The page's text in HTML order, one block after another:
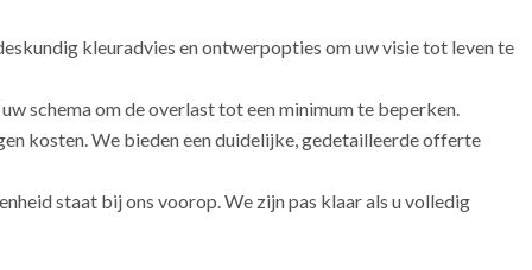
kleuradvies en ontwerpopties om uw visie tot leven te
schema om de overlast tot een minimum te beperken.
kosten. We bieden een duidelijke, gedetailleerde offerte
staat bij ons voorop. We zijn pas klaar als u volledig